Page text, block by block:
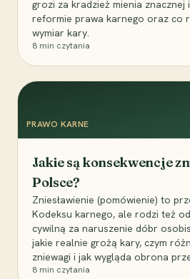
grozi za kradzież mienia
reformie prawa karnego oraz co
wymiar kary.
8 min czytania
PRAWO KARNE
Jakie są konsekwencje
Polsce?
Zniesławienie (pomówienie) to
Kodeksu karnego, ale rodzi też
cywilną za naruszenie dóbr
jakie realnie grożą kary, czym
zniewagi i jak wygląda obrona
8 min czytania